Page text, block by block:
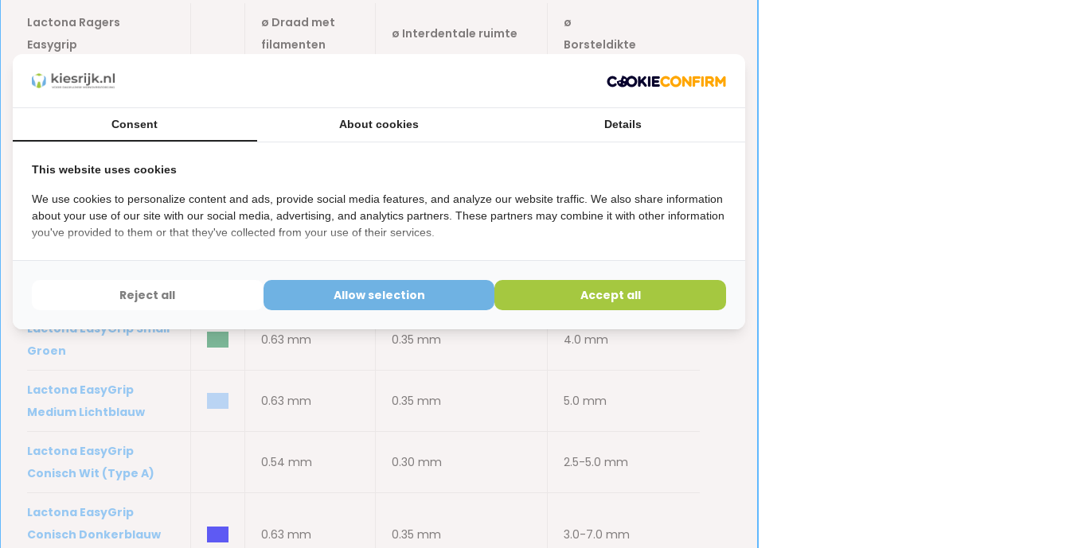
Lactona Ragers
Easygrip
ø Draad met
filamenten
ø Interdentale ruimte
ø
Borsteldikte
Lactona EasyGrip US
Oranje
Lactona EasyGrip XXX-
Small Grijs
Lactona EasyGrip XX-
Small Geel
bbb 0.54 mm 0.30 mm 2.5 mm
0.54 mm 0.30 mm 3.0 mm
Lactona EasyGrip Small
Groen
0.63 mm 0.35 mm 4.0 mm
Lactona EasyGrip
Medium Lichtblauw
0.63 mm 0.35 mm 5.0 mm
Lactona EasyGrip
Conisch Wit (Type A)
0.54 mm 0.30 mm 2.5-5.0 mm
Lactona EasyGrip
Conisch Donkerblauw
0.63 mm 0.35 mm 3.0-7.0 mm
Consent About cookies Details
This website uses cookies
We use cookies to personalize content and ads, provide social media features, and analyze our website traffic. We also share information
about your use of our site with our social media, advertising, and analytics partners. These partners may combine it with other information
you've provided to them or that they've collected from your use of their services.
Reject all Allow selection Accept all